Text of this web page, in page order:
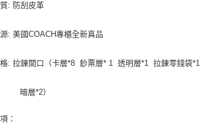
: 防刮皮革
: 美國COACH專櫃全新真品
: 拉鍊開口（卡層*8 鈔票層* 1 透明層*1 拉鍊零錢袋*1
*2）
：